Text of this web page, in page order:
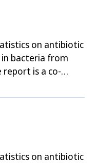
on antibiotic
bacteria from
report is a co-
on antibiotic